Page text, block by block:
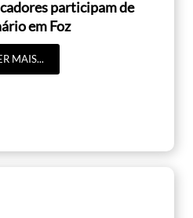
participam de
em Foz
MAIS...